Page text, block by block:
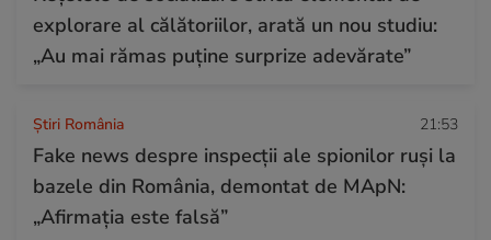
explorare al călătoriilor, arată un nou studiu:
„Au mai rămas puține surprize adevărate”
Știri România 21:53
Fake news despre inspecții ale spionilor ruși la
bazele din România, demontat de MApN:
„Afirmația este falsă”